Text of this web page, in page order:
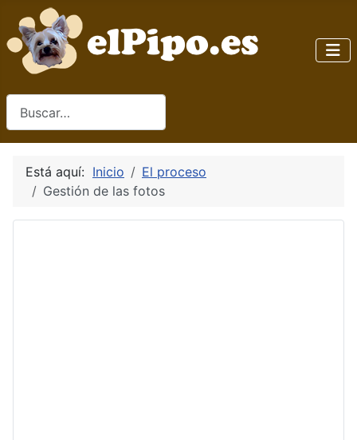
Está aquí: Inicio
El proceso
Gestión de las fotos